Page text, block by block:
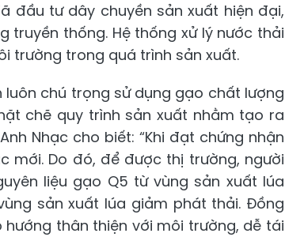
đầu tư dây chuyền sản xuất hiện đại,
thống. Hệ thống xử lý nước thải
trường trong quá trình sản xuất.
luôn chú trọng sử dụng gạo chất lượng
chẽ quy trình sản xuất nhằm tạo ra
Nhạc cho biết: “Khi đạt chứng nhận
mới. Do đó, để được thị trường, người
liệu gạo Q5 từ vùng sản xuất lúa
sản xuất lúa giảm phát thải. Đồng
thân thiện với môi trường, dễ tái